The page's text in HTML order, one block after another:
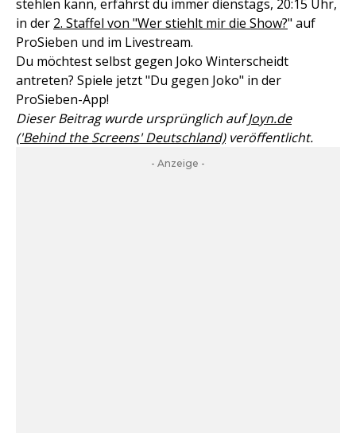
stehlen kann, erfährst du immer dienstags, 20:15 Uhr,
in der 2. Staffel von "Wer stiehlt mir die Show?" auf
ProSieben und im Livestream.
Du möchtest selbst gegen Joko Winterscheidt
antreten? Spiele jetzt "Du gegen Joko" in der
ProSieben-App!
Dieser Beitrag wurde ursprünglich aufJoyn.de
('Behind the Screens' Deutschland)veröffentlicht.
- Anzeige -